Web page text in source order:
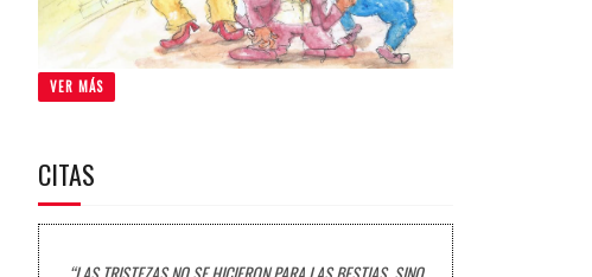
VER MÁS
CITAS